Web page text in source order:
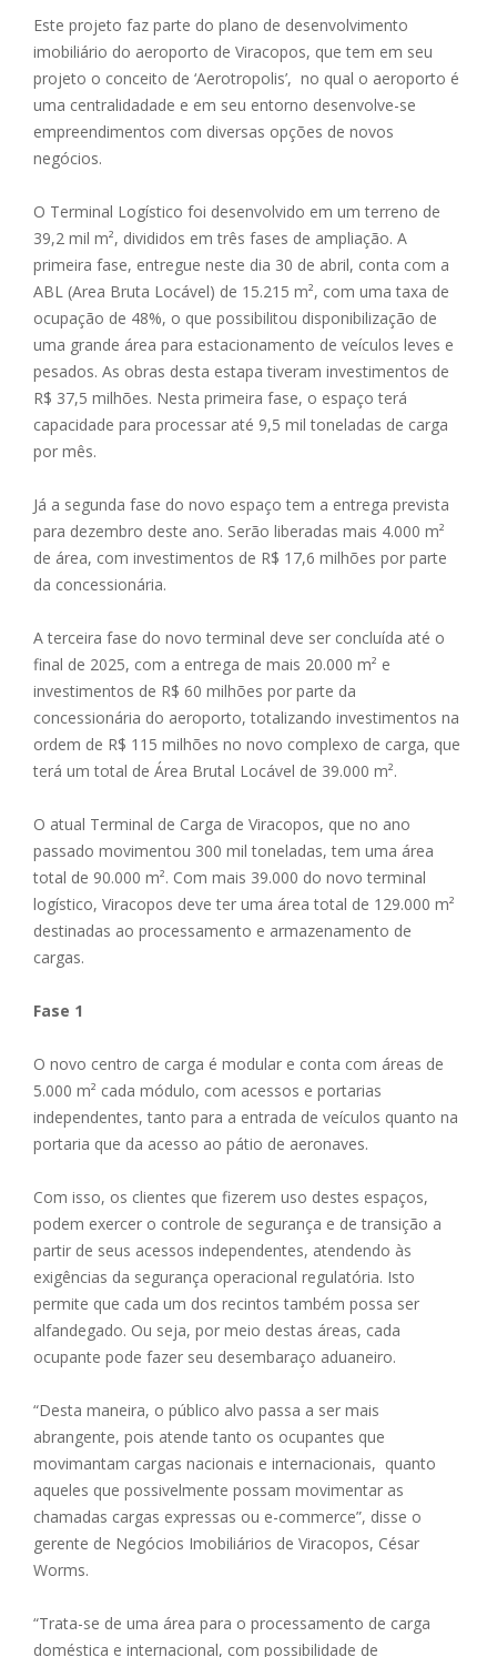
Este projeto faz parte do plano de desenvolvimento
imobiliário do aeroporto de Viracopos, que tem em seu
projeto o conceito de ‘Aerotropolis’, no qual o aeroporto é
uma centralidadade e em seu entorno desenvolve-se
empreendimentos com diversas opções de novos
negócios.
O Terminal Logístico foi desenvolvido em um terreno de
39,2 mil m², divididos em três fases de ampliação. A
primeira fase, entregue neste dia 30 de abril, conta com a
ABL (Area Bruta Locável) de 15.215 m², com uma taxa de
ocupação de 48%, o que possibilitou disponibilização de
uma grande área para estacionamento de veículos leves e
pesados. As obras desta estapa tiveram investimentos de
R$ 37,5 milhões. Nesta primeira fase, o espaço terá
capacidade para processar até 9,5 mil toneladas de carga
por mês.
Já a segunda fase do novo espaço tem a entrega prevista
para dezembro deste ano. Serão liberadas mais 4.000 m²
de área, com investimentos de R$ 17,6 milhões por parte
da concessionária.
A terceira fase do novo terminal deve ser concluída até o
final de 2025, com a entrega de mais 20.000 m² e
investimentos de R$ 60 milhões por parte da
concessionária do aeroporto, totalizando investimentos na
ordem de R$ 115 milhões no novo complexo de carga, que
terá um total de Área Brutal Locável de 39.000 m².
O atual Terminal de Carga de Viracopos, que no ano
passado movimentou 300 mil toneladas, tem uma área
total de 90.000 m². Com mais 39.000 do novo terminal
logístico, Viracopos deve ter uma área total de 129.000 m²
destinadas ao processamento e armazenamento de
cargas.
Fase 1
O novo centro de carga é modular e conta com áreas de
5.000 m² cada módulo, com acessos e portarias
independentes, tanto para a entrada de veículos quanto na
portaria que da acesso ao pátio de aeronaves.
Com isso, os clientes que fizerem uso destes espaços,
podem exercer o controle de segurança e de transição a
partir de seus acessos independentes, atendendo às
exigências da segurança operacional regulatória. Isto
permite que cada um dos recintos também possa ser
alfandegado. Ou seja, por meio destas áreas, cada
ocupante pode fazer seu desembaraço aduaneiro.
“Desta maneira, o público alvo passa a ser mais
abrangente, pois atende tanto os ocupantes que
movimantam cargas nacionais e internacionais, quanto
aqueles que possivelmente possam movimentar as
chamadas cargas expressas ou e-commerce”, disse o
gerente de Negócios Imobiliários de Viracopos, César
Worms.
“Trata-se de uma área para o processamento de carga
doméstica e internacional, com possibilidade de